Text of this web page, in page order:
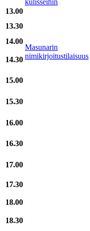
13.00
13.30
14.00
Masunarin
nimikirjoitustilaisuus
14.30
15.00
15.30
16.00
16.30
17.00
17.30
18.00
18.30